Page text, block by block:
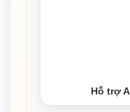
Hỗ trợ